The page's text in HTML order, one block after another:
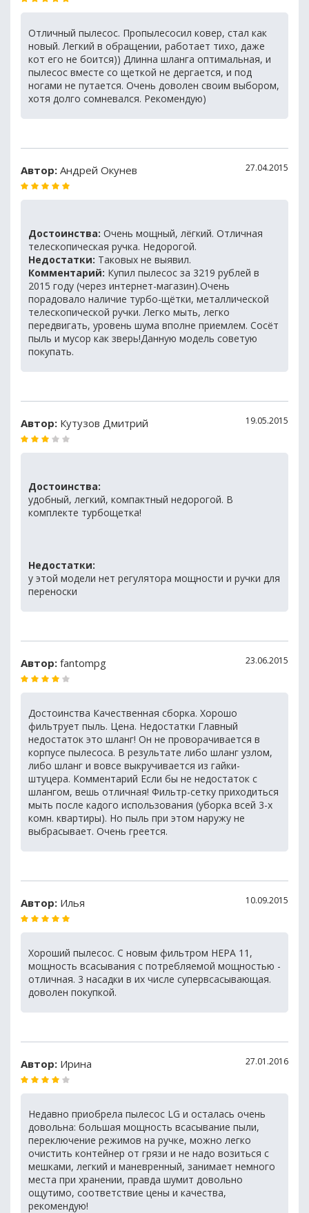
Отличный пылесос. Пропылесосил ковер, стал как
новый. Легкий в обращении, работает тихо, даже
кот его не боится)) Длинна шланга оптимальная, и
пылесос вместе со щеткой не дергается, и под
ногами не путается. Очень доволен своим выбором,
хотя долго сомневался. Рекомендую)
Автор: Андрей Окунев 27.04.2015
Достоинства: Очень мощный, лёгкий. Отличная
телескопическая ручка. Недорогой.
Недостатки: Таковых не выявил.
Комментарий: Купил пылесос за 3219 рублей в
2015 году (через интернет-магазин).Очень
порадовало наличие турбо-щётки, металлической
телескопической ручки. Легко мыть, легко
передвигать, уровень шума вполне приемлем. Сосёт
пыль и мусор как зверь!Данную модель советую
покупать.
Автор: Кутузов Дмитрий 19.05.2015
Достоинства:
удобный, легкий, компактный недорогой. В
комплекте турбощетка!
Недостатки:
у этой модели нет регулятора мощности и ручки для
переноски
Автор: fantompg 23.06.2015
Достоинства Качественная сборка. Хорошо
фильтрует пыль. Цена. Недостатки Главный
недостаток это шланг! Он не проворачивается в
корпусе пылесоса. В результате либо шланг узлом,
либо шланг и вовсе выкручивается из гайки-
штуцера. Комментарий Если бы не недостаток с
шлангом, вешь отличная! Фильтр-сетку приходиться
мыть после кадого использования (уборка всей 3-х
комн. квартиры). Но пыль при этом наружу не
выбрасывает. Очень греется.
Автор: Илья 10.09.2015
Хороший пылесос. С новым фильтром НЕРА 11,
мощность всасывания с потребляемой мощностью -
отличная. 3 насадки в их числе супервсасывающая.
доволен покупкой.
Автор: Ирина 27.01.2016
Недавно приобрела пылесос LG и осталась очень
довольна: большая мощность всасывание пыли,
переключение режимов на ручке, можно легко
очистить контейнер от грязи и не надо возиться с
мешками, легкий и маневренный, занимает немного
места при хранении, правда шумит довольно
ощутимо, соответствие цены и качества,
рекомендую!